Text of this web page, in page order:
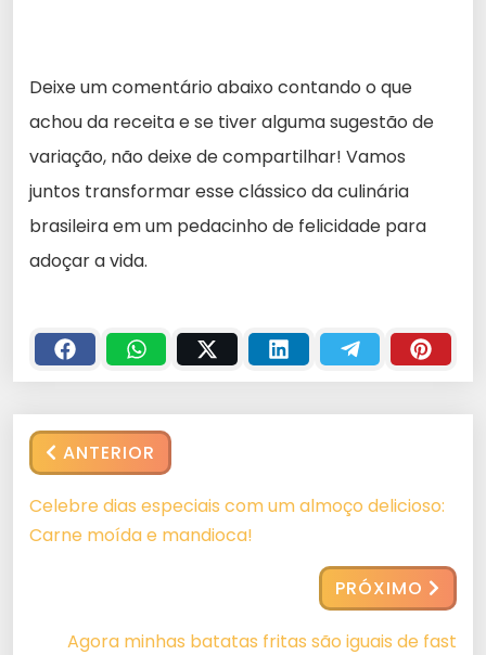
Deixe um comentário abaixo contando o que
achou da receita e se tiver alguma sugestão de
variação, não deixe de compartilhar! Vamos
juntos transformar esse clássico da culinária
brasileira em um pedacinho de felicidade para
adoçar a vida.
ANTERIOR
Celebre dias especiais com um almoço delicioso:
Carne moída e mandioca!
PRÓXIMO
Agora minhas batatas fritas são iguais de fast